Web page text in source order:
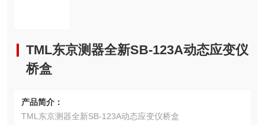
TML东京测器全新SB-123A动态应变仪
桥盒
产品简介：
TML东京测器全新SB-123A动态应变仪桥盒